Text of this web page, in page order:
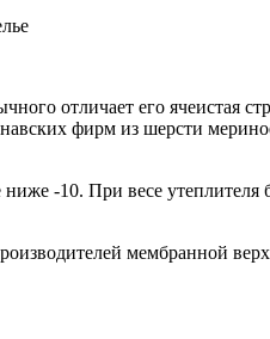
отличает его ячеистая
фирм из шерсти
-10. При весе утеплителя
мембранной